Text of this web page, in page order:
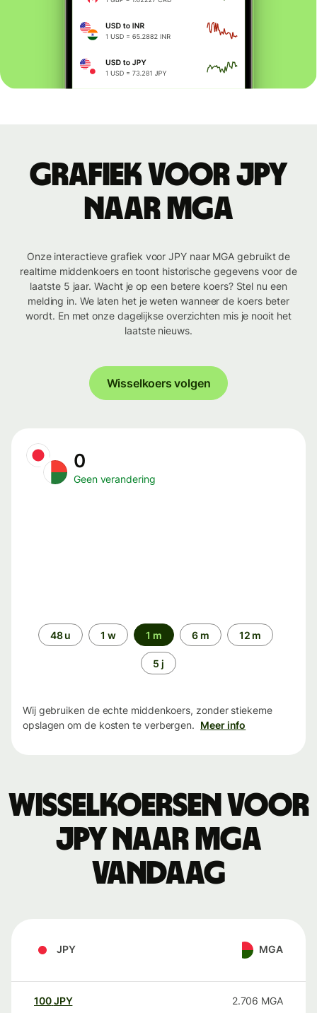
Grafiek voor JPY
naar MGA
Onze interactieve grafiek voor JPY naar MGA gebruikt de
realtime middenkoers en toont historische gegevens voor de
laatste 5 jaar. Wacht je op een betere koers? Stel nu een
melding in. We laten het je weten wanneer de koers beter
wordt. En met onze dagelijkse overzichten mis je nooit het
laatste nieuws.
Wisselkoers volgen
0
Geen verandering
Periode48 u 1 w 1 m 6 m 12 m
5 j
Wij gebruiken de echte middenkoers, zonder stiekeme
opslagen om de kosten te verbergen. Meer info
Wisselkoersen voor
JPY naar MGA
vandaag
JPY MGA
100JPY 2.706 MGA